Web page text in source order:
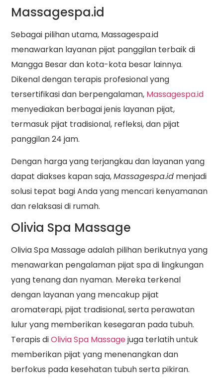
Massagespa.id
Sebagai pilihan utama, Massagespa.id
menawarkan layanan pijat panggilan terbaik di
Mangga Besar dan kota-kota besar lainnya.
Dikenal dengan terapis profesional yang
tersertifikasi dan berpengalaman, Massagespa.id
menyediakan berbagai jenis layanan pijat,
termasuk pijat tradisional, refleksi, dan pijat
panggilan 24 jam.
Dengan harga yang terjangkau dan layanan yang
dapat diakses kapan saja,Massagespa.id menjadi
solusi tepat bagi Anda yang mencari kenyamanan
dan relaksasi di rumah.
Olivia Spa Massage
Olivia Spa Massage adalah pilihan berikutnya yang
menawarkan pengalaman pijat spa di lingkungan
yang tenang dan nyaman. Mereka terkenal
dengan layanan yang mencakup pijat
aromaterapi, pijat tradisional, serta perawatan
lulur yang memberikan kesegaran pada tubuh.
Terapis diOlivia Spa Massagejuga terlatih untuk
memberikan pijat yang menenangkan dan
berfokus pada kesehatan tubuh serta pikiran.